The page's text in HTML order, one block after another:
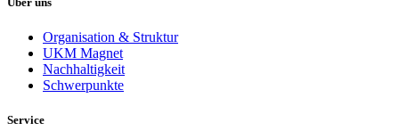
Organisation & Struktur
UKM Magnet
Nachhaltigkeit
Schwerpunkte
Service